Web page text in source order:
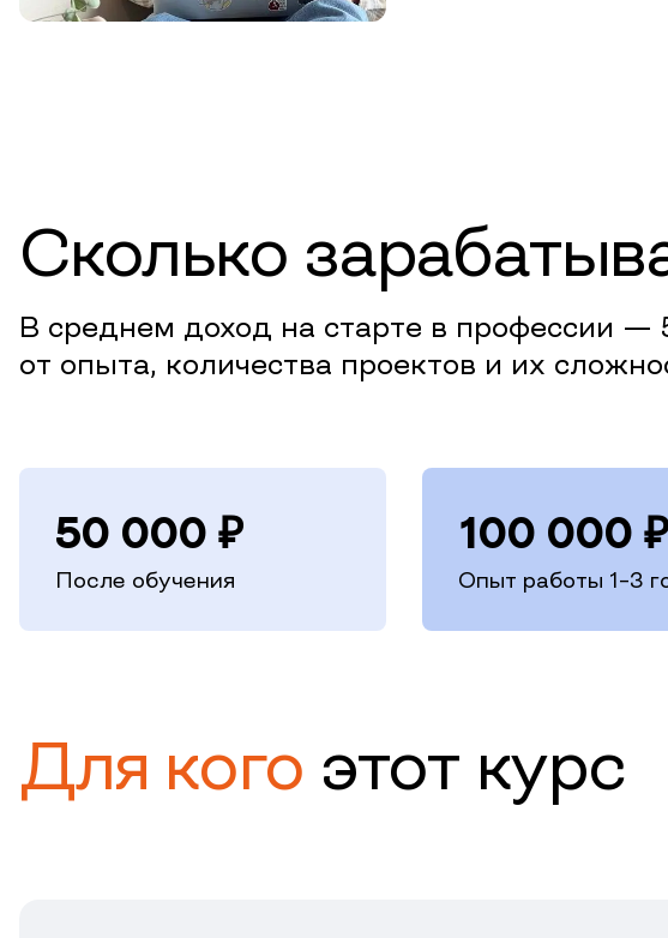
Сколько
В среднем доход на старте в профессии
от опыта, количества проектов и их
50 000 ₽
После обучения
100 000 ₽
Опыт работы 1–3
Для кого этот курс